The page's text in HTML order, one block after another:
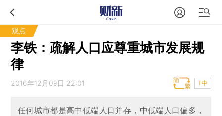
观点
李铁：疏解人口应尊重城市发展规
律
2016年12月09日 22:01 T中
任何城市都是高中低端人口并存，中低端人口偏多，